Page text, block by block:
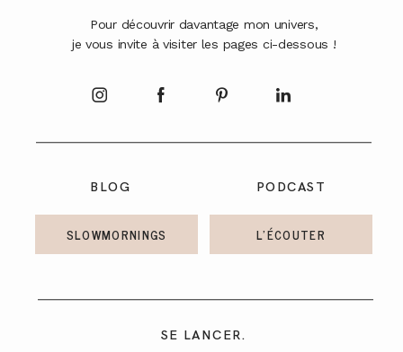
BLOG
SE LANCER.
SLOWMORNINGS
Pour découvrir davantage mon univers,
je vous invite à visiter les pages ci-dessous !
PODCAST
L'ÉCOUTER
CONTACT